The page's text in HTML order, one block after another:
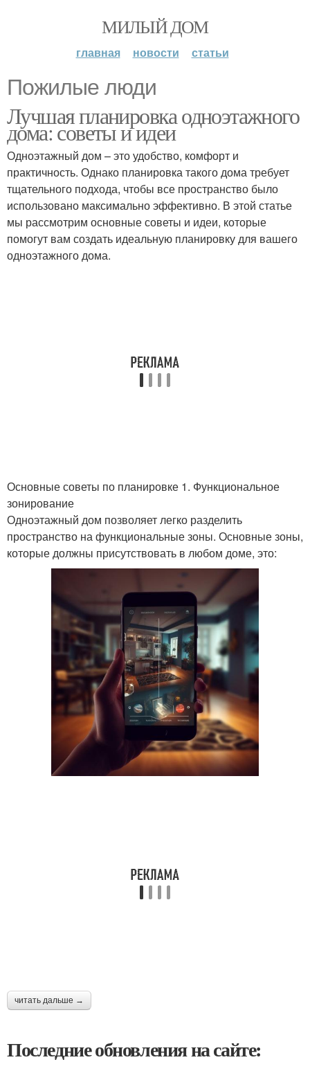
МИЛЫЙ ДОМ
главная новости статьи
Пожилые люди
Лучшая планировка одноэтажного
дома: советы и идеи
Одноэтажный дом – это удобство, комфорт и
практичность. Однако планировка такого дома требует
тщательного подхода, чтобы все пространство было
использовано максимально эффективно. В этой статье
мы рассмотрим основные советы и идеи, которые
помогут вам создать идеальную планировку для вашего
одноэтажного дома.
Основные советы по планировке 1. Функциональное
зонирование
Одноэтажный дом позволяет легко разделить
пространство на функциональные зоны. Основные зоны,
которые должны присутствовать в любом доме, это:
читать дальше →
Последние обновления на сайте: